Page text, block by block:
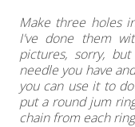
Make three holes
I've done them
pictures, sorry,
needle you have
you can use it to
put a round jum
chain from each